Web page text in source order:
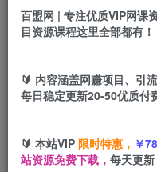
盟币
百盟网 | 专注优质VIP网课
目资源课程这里全部都有！
🔰 内容涵盖网赚项目、引
每日稳定更新20-50优质付
🔰 本站VIP 限时特惠， ￥
站资源免费下载， 每天更新